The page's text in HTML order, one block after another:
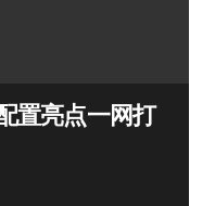
置亮点一网打